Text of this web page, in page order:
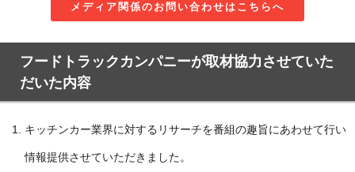
メディア関係のお問い合わせはこちらへ
フードトラックカンパニーが取材協力させていた
だいた内容
キッチンカー業界に対するリサーチを番組の趣旨にあわせて行い
情報提供させていただきました。